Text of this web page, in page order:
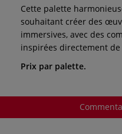
Cette palette
souhaitant créer des
immersives, avec des
inspirées directement
Prix par palette.